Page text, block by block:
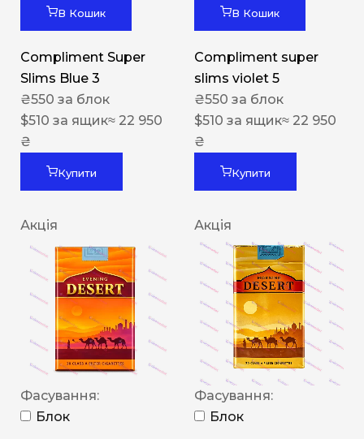
В Кошик
Compliment Super
Slims Blue 3
₴550 за блок
$510 за ящик≈ 22 950
₴
Купити
В Кошик
Compliment super
slims violet 5
₴550 за блок
$510 за ящик≈ 22 950
₴
Купити
Акція
Фасування:
Блок
Акція
Фасування:
Блок